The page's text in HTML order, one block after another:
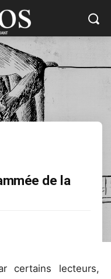
de la
certains lecteurs,